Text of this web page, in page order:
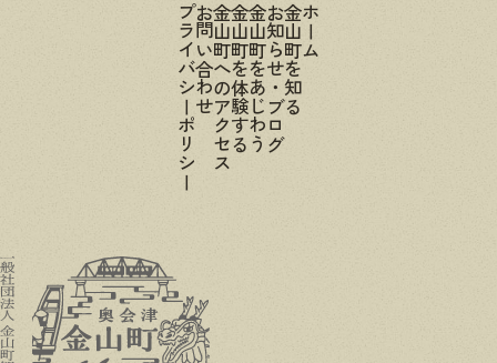
ホーム
金山町を知る
お知らせ・ブログ
金山町をあじわう
金山町を体験する
金山町へのアクセス
お問い合わせ
プライバシーポリシー